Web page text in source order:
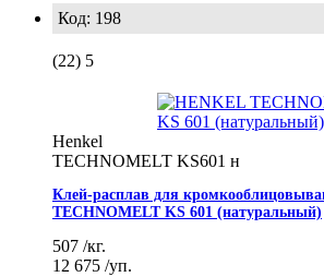
Код: 198
(22) 5
Henkel
TECHNOMELT KS601 н
Клей-расплав для
TECHNOMELT KS 601 (натуральный)
507 /кг.
12 675 /уп.